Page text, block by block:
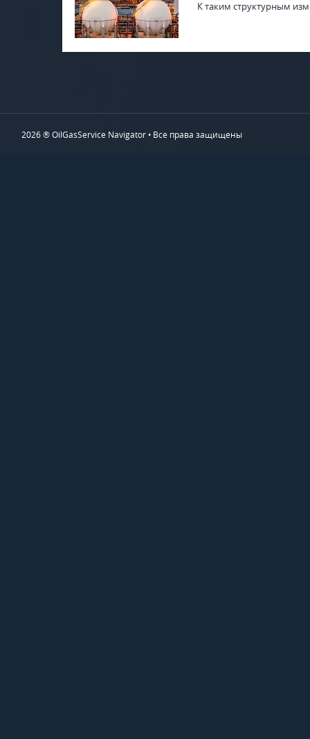
К таким структурным
2026 ® OilGasService Navigator • Все права защищены